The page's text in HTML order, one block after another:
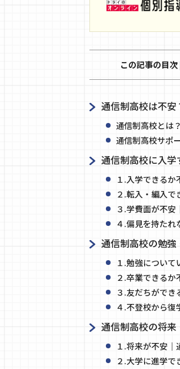
この記事の目次
通信制高校は不
通信制高校とは
通信制高校サポ
通信制高校に入
１.入学できる
２.転入・編入
３.学費面が不
４.偏見を持たれ
通信制高校の勉
１.勉強について
２.卒業できる
３.友だちがで
４.不登校から復
通信制高校の将
１.将来が不安｜
２.大学に進学